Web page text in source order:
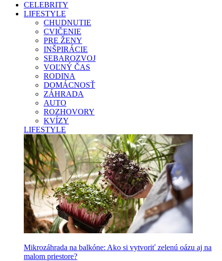
CELEBRITY
LIFESTYLE
CHUDNUTIE
CVIČENIE
PRE ŽENY
INŠPIRÁCIE
SEBAROZVOJ
VOĽNÝ ČAS
RODINA
DOMÁCNOSŤ
ZÁHRADA
AUTO
ROZHOVORY
KVÍZY
LIFESTYLE
Mikrozáhrada na balkóne: Ako si vytvoriť zelenú oázu aj na
malom priestore?